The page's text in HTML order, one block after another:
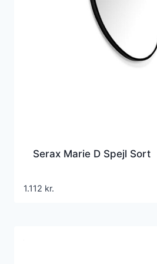
Serax Marie D Spejl Sort
1.112 kr.